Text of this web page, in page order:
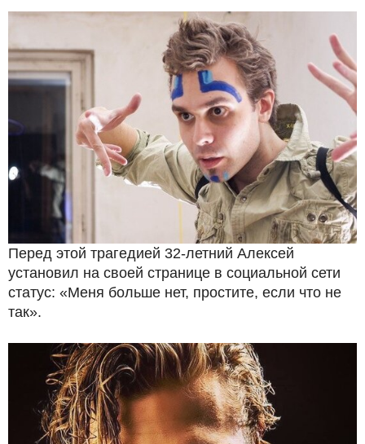
Перед этой трагедией 32-летний Алексей
установил на своей странице в социальной сети
статус: «Меня больше нет, простите, если что не
так».